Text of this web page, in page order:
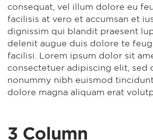
consequat, vel illum dolore eu
facilisis at vero et accumsan et
dignissim qui blandit praesent
delenit augue duis dolore te
facilisi. Lorem ipsum dolor sit
consectetuer adipiscing elit, sed
nonummy nibh euismod
dolore magna aliquam erat
3 Column